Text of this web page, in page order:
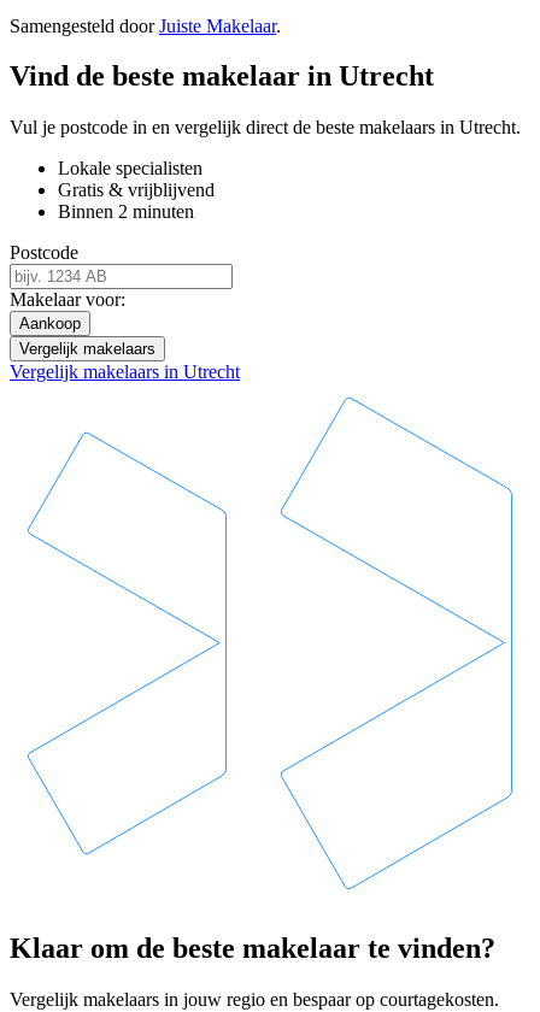
Samengesteld doorJuiste Makelaar.
Vind de beste makelaar in Utrecht
Vul je postcode in en vergelijk direct de beste makelaars in Utrecht.
Lokale specialisten
Gratis & vrijblijvend
Binnen 2 minuten
Postcode
Makelaar voor:
Aankoop
Vergelijk makelaars
Vergelijk makelaars in Utrecht
Klaar om de beste makelaar te vinden?
Vergelijk makelaars in jouw regio en bespaar op courtagekosten.